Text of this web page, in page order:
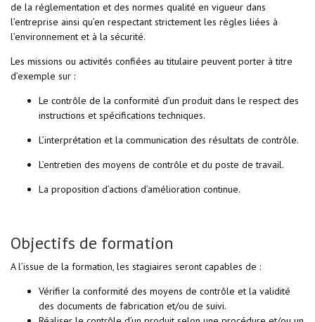
de la réglementation et des normes qualité en vigueur dans
l’entreprise ainsi qu’en respectant strictement les règles liées à
l’environnement et à la sécurité.
Les missions ou activités confiées au titulaire peuvent porter à titre
d’exemple sur :
Le contrôle de la conformité d’un produit dans le respect des
instructions et spécifications techniques.
L’interprétation et la communication des résultats de contrôle.
L’entretien des moyens de contrôle et du poste de travail.
La proposition d’actions d’amélioration continue.
Objectifs de formation
A l’issue de la formation, les stagiaires seront capables de :
Vérifier la conformité des moyens de contrôle et la validité
des documents de fabrication et/ou de suivi.